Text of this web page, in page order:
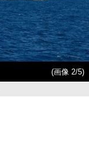
(画像 2/5)